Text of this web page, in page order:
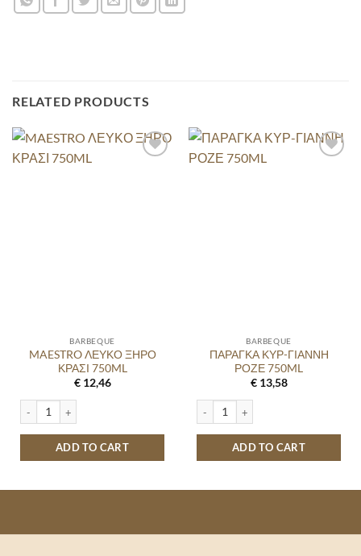
RELATED PRODUCTS
BARBEQUE
MAESTRO ΛΕΥΚΟ ΞΗΡΟ
ΚΡΑΣΙ 750ML
€12,46
MAESTRO ΛΕΥΚΟ ΞΗΡΟ ΚΡΑΣΙ 750ML quantity
ADD TO CART
BARBEQUE
ΠΑΡΑΓΚΑ ΚΥΡ-ΓΙΑΝΝΗ
ΡΟΖΕ 750ML
€13,58
ΠΑΡΑΓΚΑ ΚΥΡ-ΓΙΑΝΝΗ ΡΟΖΕ
ADD TO CART